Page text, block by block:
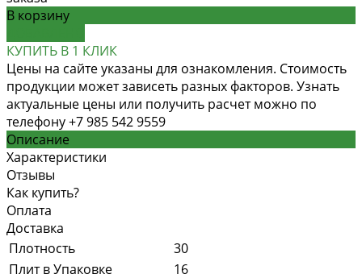
В корзину
КУПИТЬ В 1 КЛИК
Цены на сайте указаны для ознакомления. Стоимость
продукции может зависеть разных факторов. Узнать
актуальные цены или получить расчет можно по
телефону +7 985 542 9559
Описание
Характеристики
Отзывы
Как купить?
Оплата
Доставка
Плотность
30
Плит в Упаковке
16